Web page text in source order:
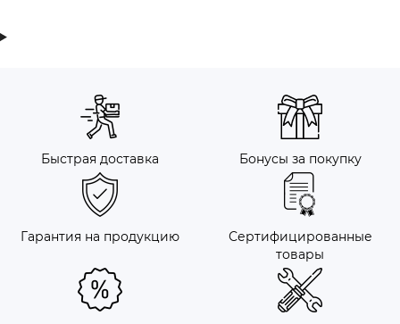
Быстрая доставка Бонусы за покупку
Гарантия на продукцию
Сертифицированные
товары